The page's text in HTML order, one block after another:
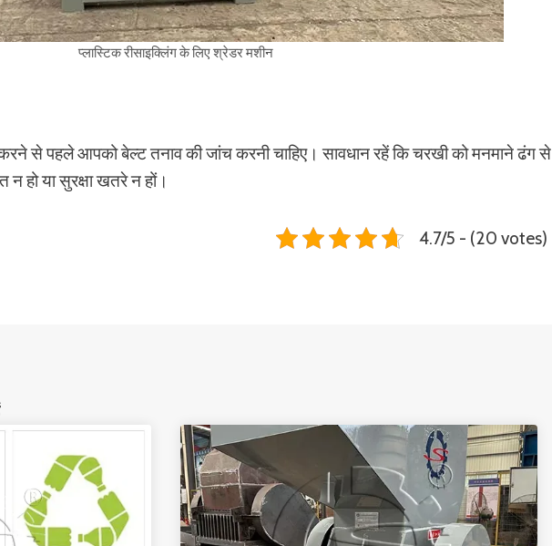
प्लास्टिक रीसाइक्लिंग के लिए श्रेडर मशीन
से पहले आपको बेल्ट तनाव की जांच करनी चाहिए। सावधान रहें कि चरखी को मनमाने ढंग से
न हो या सुरक्षा खतरे न हों।
4.7/5 - (20 votes)